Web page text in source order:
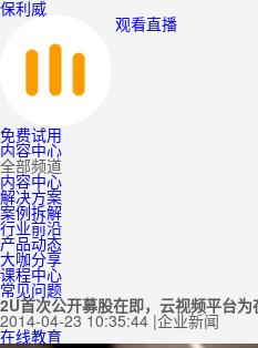
保利威
观看直播
免费试用
内容中心
全部频道
内容中心
解决方案
案例拆解
行业前沿
产品动态
大咖分享
课程中心
常见问题
2U首次公开募股在即，云视频平台
2014-04-23 10:35:44 |企业新闻
在线教育